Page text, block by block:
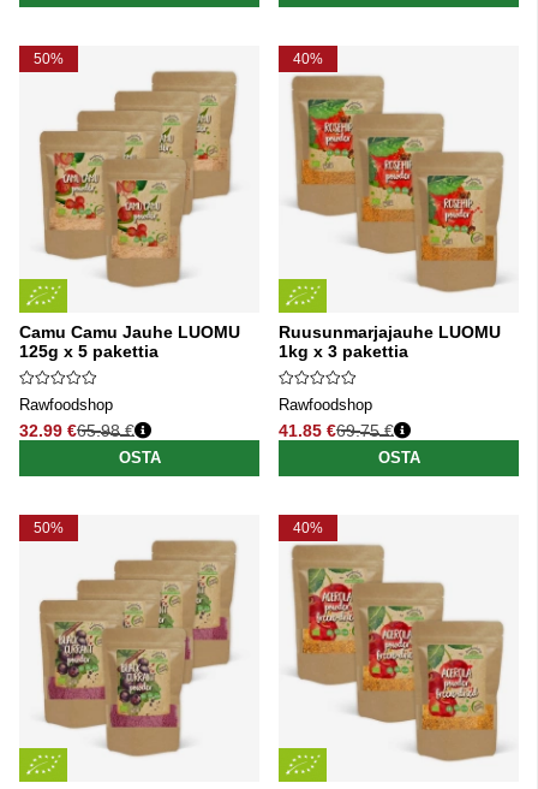
50%
Camu Camu Jauhe LUOMU
125g x 5 pakettia
Rawfoodshop
32.99 €
Normaali hinta
65.98 €
OSTA
40%
Ruusunmarjajauhe LUOMU
1kg x 3 pakettia
Rawfoodshop
41.85 €
Normaali hinta
69.75 €
OSTA
50% 40%